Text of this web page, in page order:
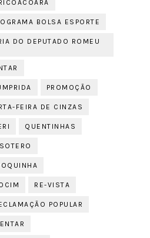
BOLSA ESPORTE
DO DEPUTADO ROMEU
PROMOÇÃO
FEIRA DE CINZAS
QUENTINHAS
RE-VISTA
POPULAR